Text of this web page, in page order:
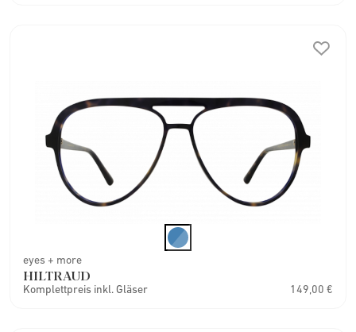
eyes + more
HILTRAUD
Komplettpreis inkl. Gläser 149,00 €